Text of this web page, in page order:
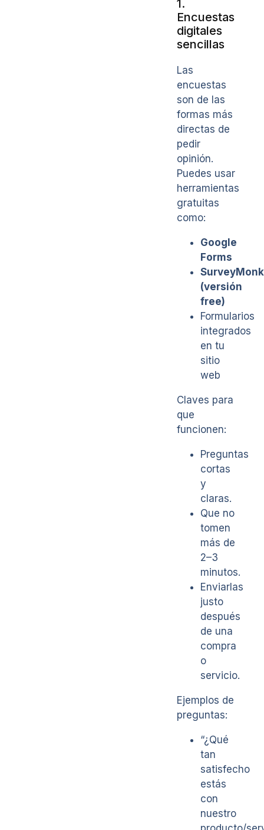
1.
Encuestas
digitales
sencillas
Las
encuestas
son de las
formas más
directas de
pedir
opinión.
Puedes usar
herramientas
gratuitas
como:
Google
Forms
(versión
free)
Formularios
integrados
en tu
sitio
web
Claves para
que
funcionen:
Preguntas
cortas
y
claras.
Que no
tomen
más de
2–3
minutos.
Enviarlas
justo
después
de una
compra
o
servicio.
Ejemplos de
preguntas:
“¿Qué
tan
satisfecho
estás
con
nuestro